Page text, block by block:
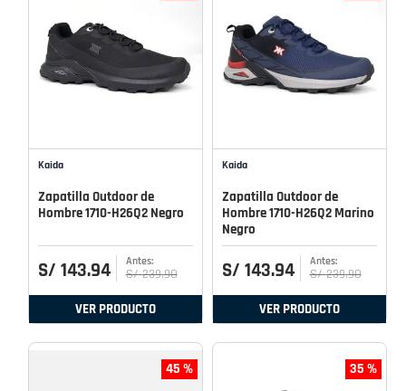
Kaida
Zapatilla Outdoor de
Hombre 1710-H26Q2 Negro
S/ 143.94 S/ 239.90
VER PRODUCTO
Kaida
Zapatilla Outdoor de
Hombre 1710-H26Q2 Marino
Negro
S/ 143.94 S/ 239.90
VER PRODUCTO
45 % 35 %